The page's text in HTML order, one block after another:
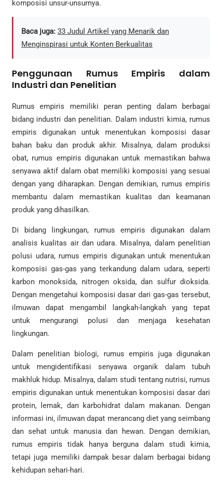
komposisi unsur-unsurnya.
Baca juga: 33 Judul Artikel yang Menarik dan
Menginspirasi untuk Konten Berkualitas
Penggunaan Rumus Empiris dalam
Industri dan Penelitian
Rumus empiris memiliki peran penting dalam berbagai
bidang industri dan penelitian. Dalam industri kimia, rumus
empiris digunakan untuk menentukan komposisi dasar
bahan baku dan produk akhir. Misalnya, dalam produksi
obat, rumus empiris digunakan untuk memastikan bahwa
senyawa aktif dalam obat memiliki komposisi yang sesuai
dengan yang diharapkan. Dengan demikian, rumus empiris
membantu dalam memastikan kualitas dan keamanan
produk yang dihasilkan.
Di bidang lingkungan, rumus empiris digunakan dalam
analisis kualitas air dan udara. Misalnya, dalam penelitian
polusi udara, rumus empiris digunakan untuk menentukan
komposisi gas-gas yang terkandung dalam udara, seperti
karbon monoksida, nitrogen oksida, dan sulfur dioksida.
Dengan mengetahui komposisi dasar dari gas-gas tersebut,
ilmuwan dapat mengambil langkah-langkah yang tepat
untuk mengurangi polusi dan menjaga kesehatan
lingkungan.
Dalam penelitian biologi, rumus empiris juga digunakan
untuk mengidentifikasi senyawa organik dalam tubuh
makhluk hidup. Misalnya, dalam studi tentang nutrisi, rumus
empiris digunakan untuk menentukan komposisi dasar dari
protein, lemak, dan karbohidrat dalam makanan. Dengan
informasi ini, ilmuwan dapat merancang diet yang seimbang
dan sehat untuk manusia dan hewan. Dengan demikian,
rumus empiris tidak hanya berguna dalam studi kimia,
tetapi juga memiliki dampak besar dalam berbagai bidang
kehidupan sehari-hari.